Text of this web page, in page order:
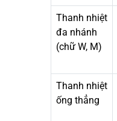
Thanh nhiệt
đa nhánh
(chữ W, M)
Thanh nhiệt
ống thẳng